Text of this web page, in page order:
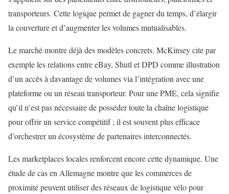
transporteurs. Cette logique permet de gagner du temps, d’élargir
la couverture et d’augmenter les volumes mutualisables.
Le marché montre déjà des modèles concrets. McKinsey cite par
exemple les relations entre eBay, Shutl et DPD comme illustration
d’un accès à davantage de volumes via l’intégration avec une
plateforme ou un réseau transporteur. Pour une PME, cela signifie
qu’il n’est pas nécessaire de posséder toute la chaîne logistique
pour offrir un service compétitif ; il est souvent plus efficace
d’orchestrer un écosystème de partenaires interconnectés.
Les marketplaces locales renforcent encore cette dynamique. Une
étude de cas en Allemagne montre que les commerces de
proximité peuvent utiliser des réseaux de logistique vélo pour